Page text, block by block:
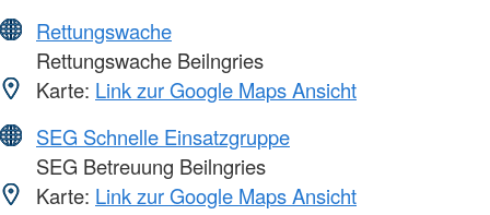
Rettungswache
Rettungswache Beilngries
Karte: Link zur Google Maps Ansicht
SEG Schnelle Einsatzgruppe
SEG Betreuung Beilngries
Karte: Link zur Google Maps Ansicht